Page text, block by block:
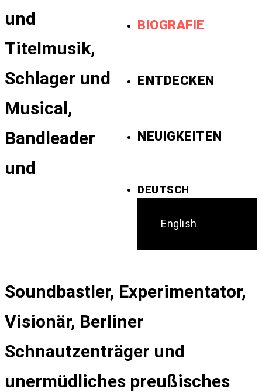
BIOGRAFIE
ENTDECKEN
NEUIGKEITEN
DEUTSCH
English
und
Titelmusik,
Schlager und
Musical,
Bandleader
und
Soundbastler, Experimentator,
Visionär, Berliner
Schnautzenträger und
unermüdliches preußisches